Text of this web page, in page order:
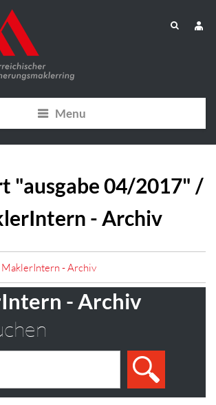
Menu
"ausgabe 04/2017" /
- Archiv
MaklerIntern - Archiv
- Archiv